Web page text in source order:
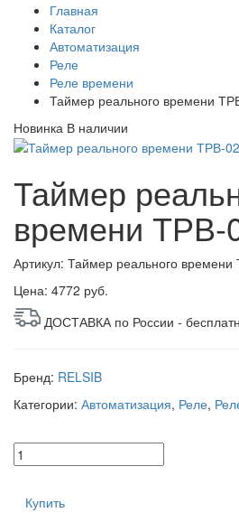
Главная
Каталог
Автоматизация
Реле
Реле времени
Таймер реального времени
Новинка В наличии
Таймер
времени ТРВ-
Артикул: Таймер реального времени
Цена: 4772 руб.
ДОСТАВКА по России -
Бренд: RELSIB
Категории: Автоматизация, Реле,
Купить